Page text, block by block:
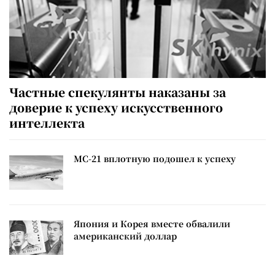
Частные спекулянты наказаны за
доверие к успеху искусственного
интеллекта
МС-21 вплотную подошел к успеху
Япония и Корея вместе обвалили
американский доллар